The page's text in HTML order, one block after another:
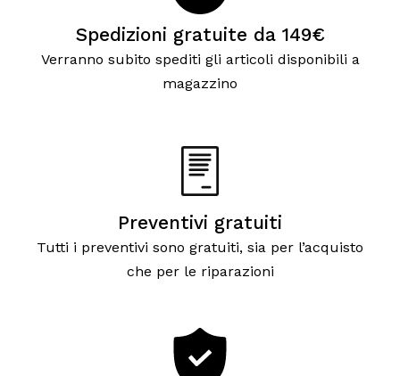
Spedizioni gratuite da 149€
Verranno subito spediti gli articoli disponibili a
magazzino
Preventivi gratuiti
Tutti i preventivi sono gratuiti, sia per l’acquisto
che per le riparazioni